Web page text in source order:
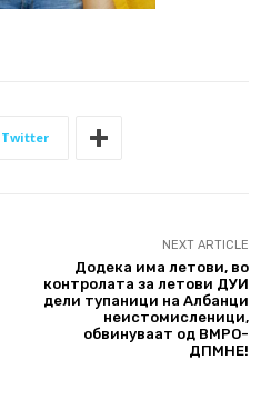
Twitter
NEXT ARTICLE
Додека има летови, во
контролата за летови ДУИ
дели тупаници на Албанци
неистомисленици,
обвинуваат од ВМРО-
ДПМНЕ!